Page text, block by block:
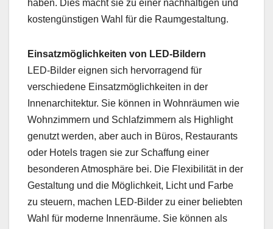
haben. Dies macht sie zu einer nachhaltigen und
kostengünstigen Wahl für die Raumgestaltung.
Einsatzmöglichkeiten von LED-Bildern
LED-Bilder eignen sich hervorragend für
verschiedene Einsatzmöglichkeiten in der
Innenarchitektur. Sie können in Wohnräumen wie
Wohnzimmern und Schlafzimmern als Highlight
genutzt werden, aber auch in Büros, Restaurants
oder Hotels tragen sie zur Schaffung einer
besonderen Atmosphäre bei. Die Flexibilität in der
Gestaltung und die Möglichkeit, Licht und Farbe
zu steuern, machen LED-Bilder zu einer beliebten
Wahl für moderne Innenräume. Sie können als